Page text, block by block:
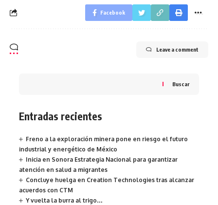
Facebook
Leave a comment
Buscar
Entradas recientes
Freno a la exploración minera pone en riesgo el futuro
industrial y energético de México
Inicia en Sonora Estrategia Nacional para garantizar
atención en salud a migrantes
Concluye huelga en Creation Technologies tras alcanzar
acuerdos con CTM
Y vuelta la burra al trigo…